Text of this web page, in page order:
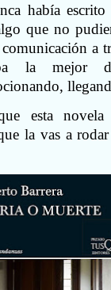
había
que no
a
la mejor
esta
la vas a